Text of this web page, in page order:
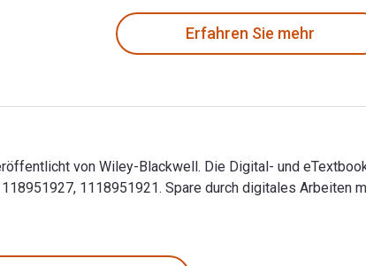
Erfahren Sie mehr
von Wiley-Blackwell. Die Digital- und
1118951921. Spare durch digitales Arbeiten